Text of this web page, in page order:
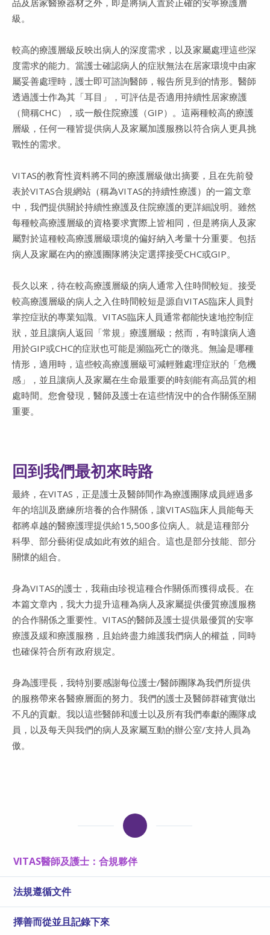
級。
較高的療護層級反映出病人的深度需求，以及家屬處理這些深
度需求的能力。當護士確認病人的症狀無法在居家環境中由家
屬妥善處理時，護士即可諮詢醫師，報告所見到的情形。醫師
透過護士作為其「耳目」，可評估是否適用持續性居家療護
（簡稱CHC），或一般住院療護（GIP）。這兩種較高的療護
層級，任何一種皆提供病人及家屬加護服務以符合病人更具挑
戰性的需求。
VITAS的教育性資料將不同的療護層級做出摘要，且在先前發
表於VITAS合規網站（稱為VITAS的持續性療護）的一篇文章
中，我們提供關於持續性療護及住院療護的更詳細說明。雖然
每種較高療護層級的資格要求實際上皆相同，但是將病人及家
屬對於這種較高療護層級環境的偏好納入考量十分重要。包括
病人及家屬在內的療護團隊將決定選擇接受CHC或GIP。
長久以來，待在較高療護層級的病人通常入住時間較短。接受
較高療護層級的病人之入住時間較短是源自VITAS臨床人員對
掌控症狀的專業知識。VITAS臨床人員通常都能快速地控制症
狀，並且讓病人返回「常規」療護層級；然而，有時讓病人適
用於GIP或CHC的症狀也可能是瀕臨死亡的徵兆。無論是哪種
情形，適用時，這些較高療護層級可減輕難處理症狀的「危機
感」，並且讓病人及家屬在生命最重要的時刻能有高品質的相
處時間。您會發現，醫師及護士在這些情況中的合作關係至關
重要。
回到我們最初來時路
最終，在VITAS，正是護士及醫師間作為療護團隊成員經過多
年的培訓及磨練所培養的合作關係，讓VITAS臨床人員能每天
都將卓越的醫療護理提供給15,500多位病人。就是這種部分
科學、部分藝術促成如此有效的組合。這也是部分技能、部分
關懷的組合。
身為VITAS的護士，我藉由珍視這種合作關係而獲得成長。在
本篇文章內，我大力提升這種為病人及家屬提供優質療護服務
的合作關係之重要性。VITAS的醫師及護士提供最優質的安寧
療護及緩和療護服務，且始終盡力維護我們病人的權益，同時
也確保符合所有政府規定。
身為護理長，我特別要感謝每位護士/醫師團隊為我們所提供
的服務帶來各醫療層面的努力。我們的護士及醫師群確實做出
不凡的貢獻。我以這些醫師和護士以及所有我們奉獻的團隊成
員，以及每天與我們的病人及家屬互動的辦公室/支持人員為
傲。
VITAS醫師及護士：合規夥伴
法規遵循文件
擇善而從並且記錄下來